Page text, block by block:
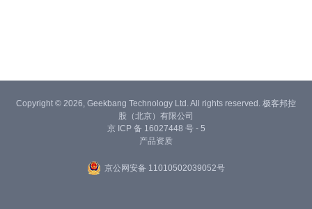
Copyright © 2026, Geekbang Technology Ltd. All rights reserved. 极客邦控
股（北京）有限公司
京 ICP 备 16027448 号 - 5
产品资质
京公网安备 11010502039052号